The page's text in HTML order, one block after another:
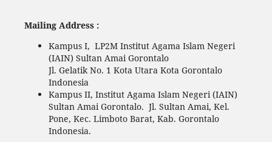
Mailing Address :
Kampus I, LP2M Institut Agama Islam Negeri
(IAIN) Sultan Amai Gorontalo
Jl. Gelatik No. 1 Kota Utara Kota Gorontalo
Indonesia
Kampus II, Institut Agama Islam Negeri (IAIN)
Sultan Amai Gorontalo. Jl. Sultan Amai, Kel.
Pone, Kec. Limboto Barat, Kab. Gorontalo
Indonesia.